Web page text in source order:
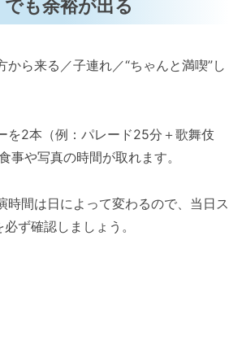
も余裕が出る
から来る／子連れ／“ちゃんと満喫”し
を2本（例：パレード25分＋歌舞伎
事や写真の時間が取れます。
時間は日によって変わるので、当日ス
ず確認しましょう。